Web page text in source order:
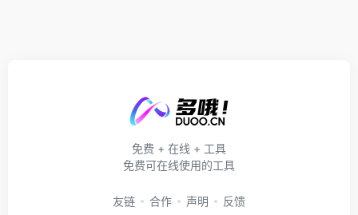
免费 + 在线 + 工具
免费可在线使用的工具
友链 合作 声明 反馈